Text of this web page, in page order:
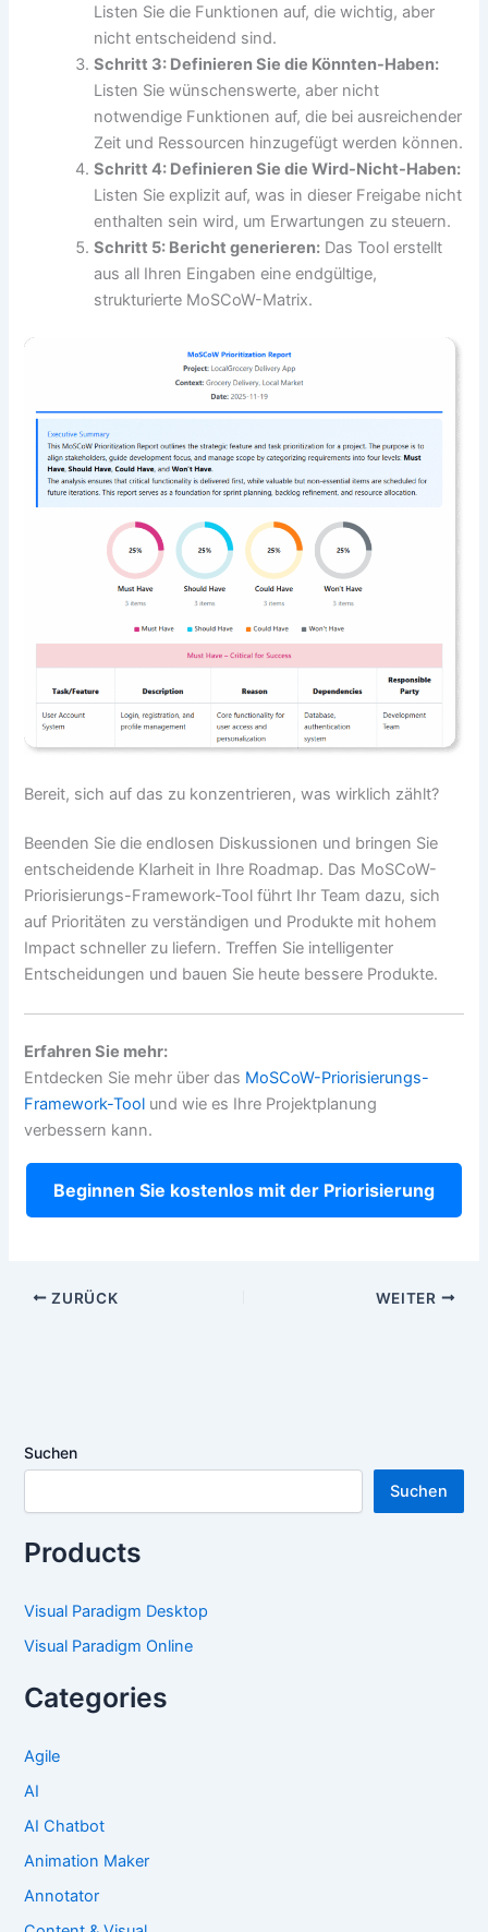
Listen Sie die Funktionen auf, die wichtig, aber
nicht entscheidend sind.
Schritt 3: Definieren Sie die Könnten-Haben:
Listen Sie wünschenswerte, aber nicht
notwendige Funktionen auf, die bei ausreichender
Zeit und Ressourcen hinzugefügt werden können.
Schritt 4: Definieren Sie die Wird-Nicht-Haben:
Listen Sie explizit auf, was in dieser Freigabe nicht
enthalten sein wird, um Erwartungen zu steuern.
Schritt 5: Bericht generieren: Das Tool erstellt
aus all Ihren Eingaben eine endgültige,
strukturierte MoSCoW-Matrix.
Bereit, sich auf das zu konzentrieren, was wirklich zählt?
Beenden Sie die endlosen Diskussionen und bringen Sie
entscheidende Klarheit in Ihre Roadmap. Das MoSCoW-
Priorisierungs-Framework-Tool führt Ihr Team dazu, sich
auf Prioritäten zu verständigen und Produkte mit hohem
Impact schneller zu liefern. Treffen Sie intelligenter
Entscheidungen und bauen Sie heute bessere Produkte.
Erfahren Sie mehr:
Entdecken Sie mehr über das MoSCoW-Priorisierungs-
Framework-Tool und wie es Ihre Projektplanung
verbessern kann.
Beginnen Sie kostenlos mit der Priorisierung
ZURÜCK WEITER
Suchen
Suchen
Products
Visual Paradigm Desktop
Visual Paradigm Online
Categories
Agile
AI
AI Chatbot
Animation Maker
Annotator